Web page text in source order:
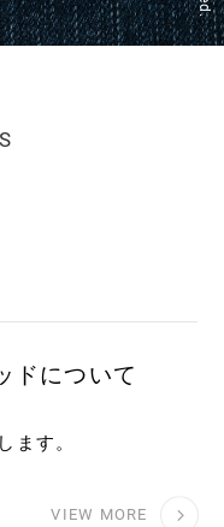
ドについて
ます。
VIEW MORE